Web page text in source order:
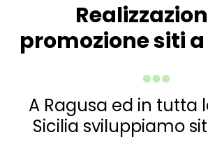
promozione siti
A Ragusa ed in tutta
Sicilia sviluppiamo